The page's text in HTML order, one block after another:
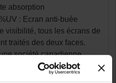
absorption
: Ecran anti-buée
visibilité, tous les écrans de
traités des deux faces.
société canadienne
buée, qui fournit notamment